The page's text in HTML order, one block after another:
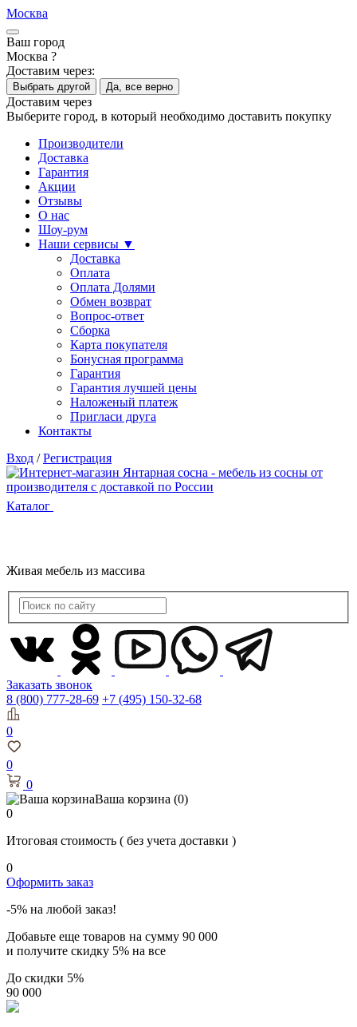
Москва
Ваш город
Москва ?
Доставим через:
Выбрать другой Да, все верно
Доставим через
Выберите город, в который необходимо доставить покупку
Производители
Доставка
Гарантия
Акции
Отзывы
О нас
Шоу-рум
Наши сервисы ▼
Доставка
Оплата
Оплата Долями
Обмен возврат
Вопрос-ответ
Сборка
Карта покупателя
Бонусная программа
Гарантия
Гарантия лучшей цены
Наложеный платеж
Пригласи друга
Контакты
Вход / Регистрация
Каталог
Живая мебель из массива
Заказать звонок
8 (800) 777-28-69 +7 (495) 150-32-68
0
0
0
Ваша корзина (0)
0
Итоговая стоимость ( без учета доставки )
0
Оформить заказ
-5% на любой заказ!
Добавьте еще товаров на сумму 90 000
и получите скидку 5% на все
До скидки 5%
90 000